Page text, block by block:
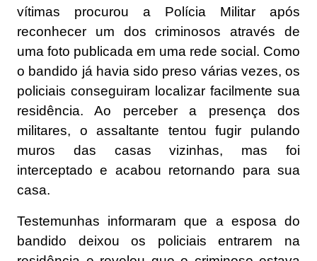
vítimas procurou a Polícia Militar após
reconhecer um dos criminosos através de
uma foto publicada em uma rede social. Como
o bandido já havia sido preso várias vezes, os
policiais conseguiram localizar facilmente sua
residência. Ao perceber a presença dos
militares, o assaltante tentou fugir pulando
muros das casas vizinhas, mas foi
interceptado e acabou retornando para sua
casa.
Testemunhas informaram que a esposa do
bandido deixou os policiais entrarem na